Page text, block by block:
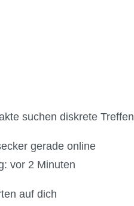
suchen diskrete Treffen
gerade online
vor 2 Minuten
auf dich